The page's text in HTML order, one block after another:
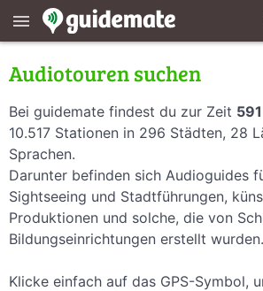
menu
Audiotouren suchen
Bei guidemate findest du zur Zeit
10.517 Stationen in 296 Städten, 28
Sprachen.
Darunter befinden sich Audioguides
Sightseeing und Stadtführungen,
Produktionen und solche, die von
Bildungseinrichtungen erstellt wurden.
Klicke einfach auf das GPS-Symbol,